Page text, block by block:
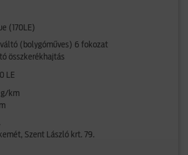
(170LE)
(bolygóműves) 6 fokozat
összkerékhajtás
LE
g/km
Szent László krt. 79.